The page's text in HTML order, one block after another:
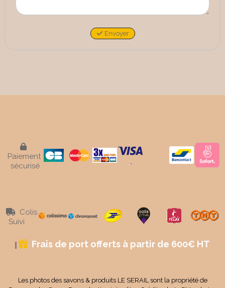
Envoyer

Paiement
sécurisé

Colis
Suivi
 Frais de port offerts à partir de 600€ HT
Les photos des savons & produits LE SERAIL sont la propriété de